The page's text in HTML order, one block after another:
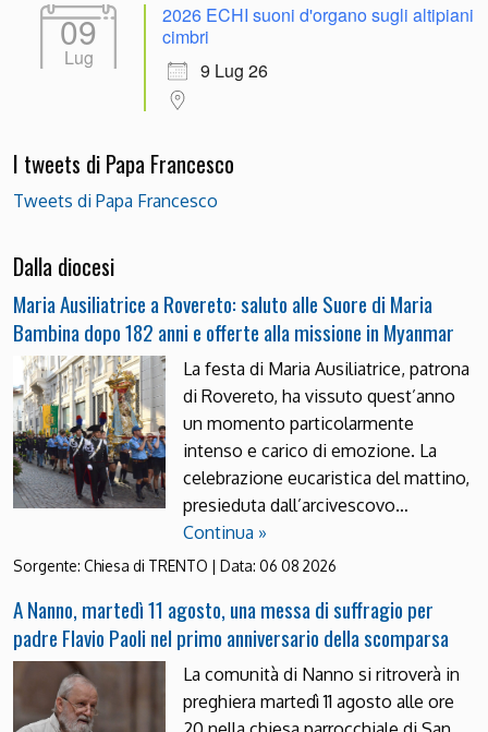
09
Lug
2026 ECHI suoni d'organo sugli altipiani
cimbri
9 Lug 26
I tweets di Papa Francesco
Tweets di Papa Francesco
Dalla diocesi
Maria Ausiliatrice a Rovereto: saluto alle Suore di Maria
Bambina dopo 182 anni e offerte alla missione in Myanmar
La festa di Maria Ausiliatrice, patrona
di Rovereto, ha vissuto quest’anno
un momento particolarmente
intenso e carico di emozione. La
celebrazione eucaristica del mattino,
presieduta dall’arcivescovo…
Continua »
Sorgente: Chiesa di TRENTO | Data: 06 08 2026
A Nanno, martedì 11 agosto, una messa di suffragio per
padre Flavio Paoli nel primo anniversario della scomparsa
La comunità di Nanno si ritroverà in
preghiera martedì 11 agosto alle ore